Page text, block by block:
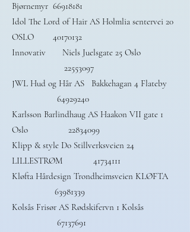
Bjørnemyr 66918181
Idol The Lord of Hair AS Holmlia sentervei 20
OSLO 40170132
Innovativ Niels Juelsgate 25 Oslo
22553097
JWL Hud og Hår AS Bakkehagan 4 Flateby
64929240
Karlsson Barlindhaug AS Haakon VII gate 1
Oslo 22834099
Klipp & style Do Stillverksveien 24
LILLESTRØM 41734111
Kløfta Hårdesign Trondheimsveien KLØFTA
63981339
Kolsås Frisør AS Rødskifervn 1 Kolsås
67137691